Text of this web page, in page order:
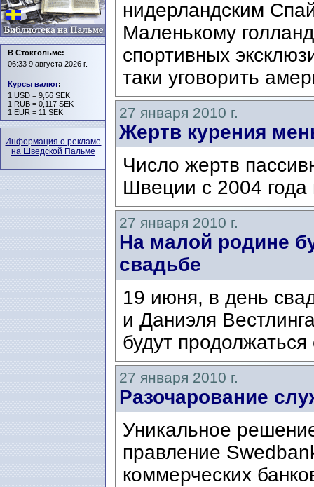
нидерландским
Маленькому
спортивных
таки уговорить
27 января 2010 г.
Жертв курения
Число жертв
Швеции с 2004 года
27 января 2010 г.
На малой родине
свадьбе
19 июня, в день
и Даниэля
будут
27 января 2010 г.
Разочарование
Уникальное
правление
коммерческих
В Стокгольме:
06:33 9 августа 2026 г.
Курсы валют:
1 USD = 9,56 SEK
1 RUB = 0,117 SEK
1 EUR = 11 SEK
Информация о рекламе
на Шведской Пальме